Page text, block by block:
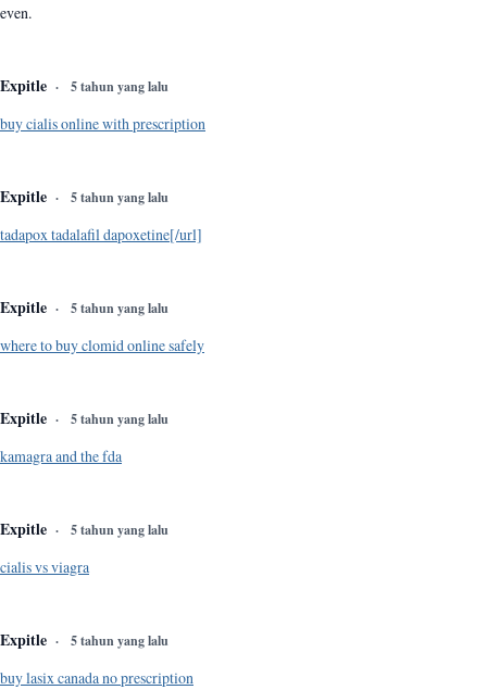
even.
Expitle 5 tahun yang lalu
buy cialis online with prescription
Expitle 5 tahun yang lalu
tadapox tadalafil dapoxetine[/url]
Expitle 5 tahun yang lalu
where to buy clomid online safely
Expitle 5 tahun yang lalu
kamagra and the fda
Expitle 5 tahun yang lalu
cialis vs viagra
Expitle 5 tahun yang lalu
buy lasix canada no prescription